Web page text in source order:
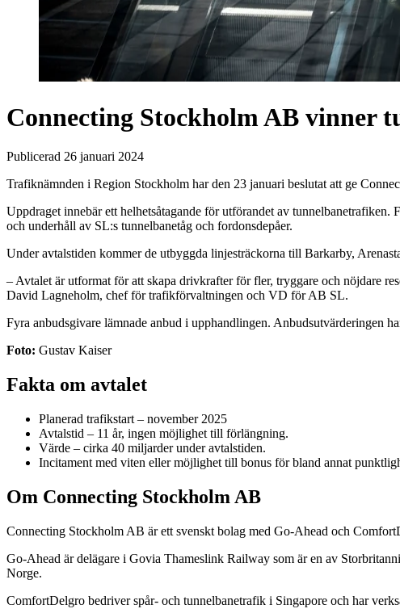
Connecting Stockholm AB vinner
Publicerad 26 januari 2024
Trafiknämnden i Region Stockholm har den 23 januari beslutat att ge
Uppdraget innebär ett helhetsåtagande för utförandet av
och underhåll av SL:s tunnelbanetåg och fordonsdepåer.
Under avtalstiden kommer de utbyggda linjesträckorna till Barkarby,
– Avtalet är utformat för att skapa drivkrafter för fler, tryggare och nöjdare
David Lagneholm, chef för trafikförvaltningen och VD för AB SL.
Fyra anbudsgivare lämnade anbud i upphandlingen. Anbudsutvärderingen
Foto: Gustav Kaiser
Fakta om avtalet
Planerad trafikstart – november 2025
Avtalstid – 11 år, ingen möjlighet till förlängning.
Värde – cirka 40 miljarder under avtalstiden.
Incitament med viten eller möjlighet till bonus för bland annat
Om Connecting Stockholm AB
Connecting Stockholm AB är ett svenskt bolag med Go-Ahead och
Go-Ahead är delägare i Govia Thameslink Railway som är en av
Norge.
ComfortDelgro bedriver spår- och tunnelbanetrafik i Singapore och har